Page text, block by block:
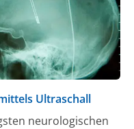
Ultraschall
neurologischen